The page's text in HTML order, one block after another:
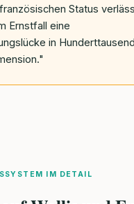
Status
Ernstfall eine
in
IM DETAIL